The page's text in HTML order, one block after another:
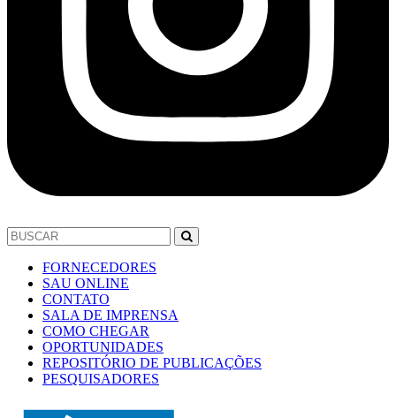
FORNECEDORES
SAU ONLINE
CONTATO
SALA DE IMPRENSA
COMO CHEGAR
OPORTUNIDADES
REPOSITÓRIO DE PUBLICAÇÕES
PESQUISADORES